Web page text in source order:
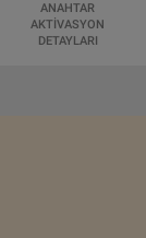
ANAHTAR
AKTIVASYON
DETAYLARI